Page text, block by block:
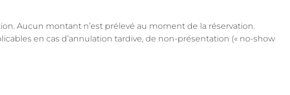
Aucun montant n’est prélevé au moment de la réservation.
en cas d’annulation tardive, de non-présentation (« no-show